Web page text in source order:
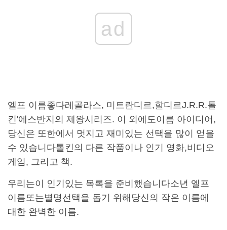
ad
엘프 이름좋다레골라스, 미트란디르,할디르J.R.R.톨
킨'에스반지의 제왕시리즈. 이 외에도이름 아이디어 ,
당신은 또한에서 멋지고 재미있는 선택을 많이 얻을
수 있습니다톨킨의 다른 작품이나 인기 영화,비디오
게임 , 그리고 책.
우리는이 인기있는 목록을 준비했습니다소년 엘프
이름또는별명선택을 돕기 위해 당신의 작은 이름에
대한 완벽한 이름.